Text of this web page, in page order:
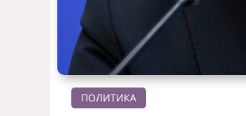
ПОЛИТИКА